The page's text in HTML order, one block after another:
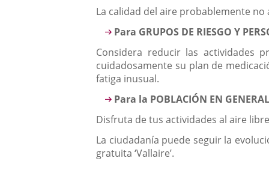
La calidad del aire probablemente
Para GRUPOS DE RIESGO Y
Considera reducir las actividades
cuidadosamente su plan de
fatiga inusual.
Para la POBLACIÓN EN GENERAL
Disfruta de tus actividades al aire
La ciudadanía puede seguir la
gratuita ‘Vallaire’.